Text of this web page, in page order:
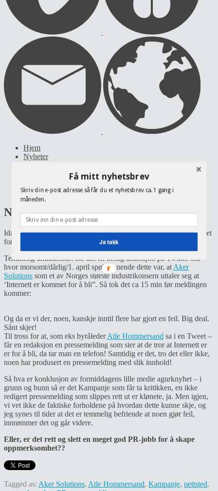
Hjem
Nyheter
Om Nikki
Når ting går galt, eller?
Idag morges var hovedoppslaget påKampanje“Internett er kommet
for å bli” :
Aker Solutions lanserer nytt nettsted!
Temmelig umiddelbart ble det en heftig disksujon på Twitter om
hvor morsomt/dårlig/1. april spøk-lignende dette var, at Aker
Solutions som et av Norges største industrikonsern uttaler seg at
‘Internett er kommet for å bli”. Så tok det ca 15 min før meldingen
kommer:
Og da er vi der, noen, kanskje inntil flere har gjort en feil. Big deal.
Sånt skjer!
Til tross for at, som eks byrålederAtle Hommersand sa i en Tweet –
får en redaksjon en pressemelding som sier at de tror at Internett er
er for å bli, da tar man en telefon! Samtidig er det, tro det eller ikke,
noen har produsert en pressemelding med slik innhold!
Så hva er konklusjon av formiddagens lille medie agurknyhet – i
grunn og bunn så er det Kampanje som får ta kritikken, en ikke
redigert pressemelding som slippes rett ut er klønete, ja. Men igjen,
vi vet ikke de faktiske forholdene på hvordan dette kunne skje, og
jeg synes til tider at det er temmelig befriende at noen gjør feil,
innrømmer det og går videre.
Eller, er det rett og slett en meget god PR-jobb for å skape
oppmerksomhet??
Tagged as: Aker Solutions, Atle Hommersand, Kampanje, nettsted,
Få mitt nyhetsbrev
Skriv din e-post adresse så får du et nyhetsbrev ca. 1 gang i
måneden.
Ja takk